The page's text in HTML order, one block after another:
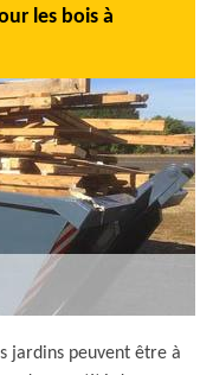
les bois à
jardins peuvent être à